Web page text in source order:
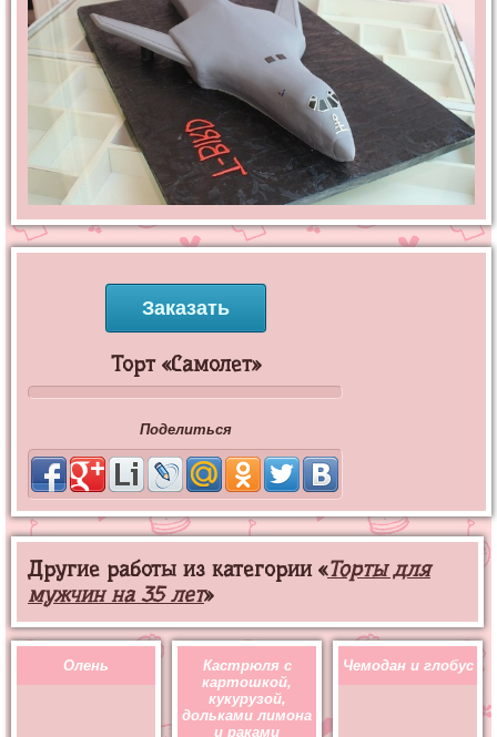
Заказать
Торт «Самолет»
Поделиться
Другие работы из категории «Торты для
мужчин на 35 лет»
Олень
Кастрюля с
картошкой,
кукурузой,
дольками лимона
и раками
Чемодан и глобус